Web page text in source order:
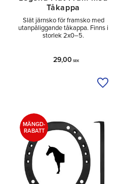
till i önskelista
Tåkappa
Slät järnsko för framsko med
utanpåliggande tåkappa. Finns i
storlek 2x0–5.
29,00 SEK
MÄNGD-
RABATT